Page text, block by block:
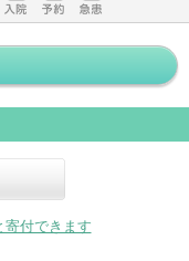
入院 予約 急患
寄付できます